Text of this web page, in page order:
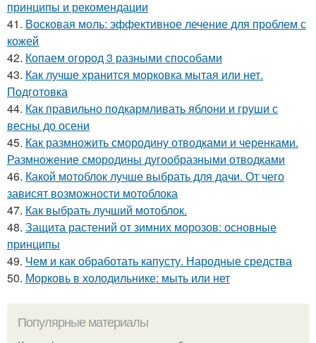
принципы и рекомендации
41. Восковая моль: эффективное лечение для проблем с
кожей
42. Копаем огород 3 разными способами
43. Как лучше хранится морковка мытая или нет.
Подготовка
44. Как правильно подкармливать яблони и груши с
весны до осени
45. Как размножить смородину отводками и черенками.
Размножение смородины дугообразными отводками
46. Какой мотоблок лучше выбрать для дачи. От чего
зависят возможности мотоблока
47. Как выбрать лучший мотоблок.
48. Защита растений от зимних морозов: основные
принципы
49. Чем и как обработать капусту. Народные средства
50. Морковь в холодильнике: мыть или нет
Популярные материалы